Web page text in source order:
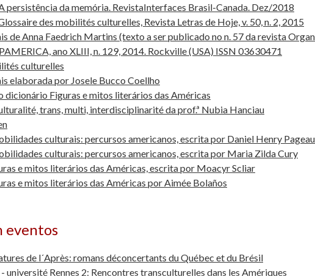
persistência da memória. RevistaInterfaces Brasil-Canada. Dez/2018
des mobilités culturelles, Revista Letras de Hoje, v. 50, n. 2, 2015
de Anna Faedrich Martins (texto a ser publicado no n. 57 da revista
ano XLIII, n. 129, 2014. Rockville (USA) ISSN 03630471
culturelles
elaborada por Josele Bucco Coellho
dicionário Figuras e mitos literários das Américas
trans, multi, interdisciplinarité da prof.ª Nubia Hanciau
culturais: percursos americanos, escrita por Daniel Henry
culturais: percursos americanos, escrita por Maria Zilda Cury
e mitos literários das Américas, escrita por Moacyr Scliar
e mitos literários das Américas por Aimée Bolaños
eventos
de l´Après: romans déconcertants du Québec et du Brésil
université Rennes 2: Rencontres transculturelles dans les Amériques